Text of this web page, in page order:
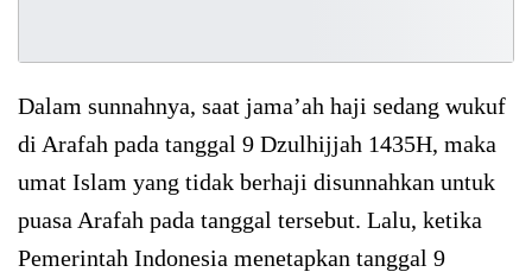
Dalam sunnahnya, saat jama’ah haji sedang wukuf
di Arafah pada tanggal 9 Dzulhijjah 1435H, maka
umat Islam yang tidak berhaji disunnahkan untuk
puasa Arafah pada tanggal tersebut. Lalu, ketika
Pemerintah Indonesia menetapkan tanggal 9